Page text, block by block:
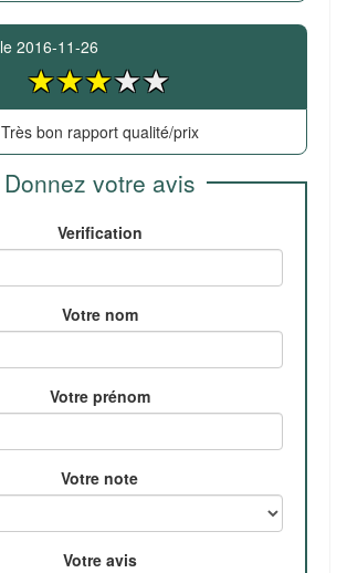
le 2016-11-26
Très bon rapport qualité/prix
Donnez votre avis
Verification
Votre nom
Votre prénom
Votre note
Votre avis